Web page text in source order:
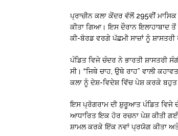
ਪ੍ਰਾਚੀਨ ਕਲਾ ਕੇਂਦਰ ਵੱਲੋਂ 295ਵੀਂ
ਕੀਤਾ ਗਿਆ। ਇਸ ਦੌਰਾਨ ਇਲਾਹਾਬਾਦ
ਕੀ-ਬੋਰਡ ਵਰਗੇ ਪੱਛਮੀ ਸਾਜ਼ਾਂ ਨੂੰ
ਪੰਡਿਤ ਵਿਜੇ ਚੰਦਰ ਨੇ ਭਾਰਤੀ ਸ਼ਾਸਤਰੀ
ਸੀ। “ਜਿਥੇ ਚਾਹ, ਉਥੇ ਰਾਹ” ਵਾਲੀ
ਕਲਾ ਨੂੰ ਦੇਸ਼-ਵਿਦੇਸ਼ ਵਿੱਚ ਪੇਸ਼ ਕਰਕੇ ਬਹੁਤ
ਇਸ ਪ੍ਰੋਗਰਾਮ ਦੀ ਸ਼ੁਰੂਆਤ ਪੰਡਿਤ ਵਿਜੇ
ਆਧਾਰਿਤ ਇਕ ਹੋਰ ਰਚਨਾ ਪੇਸ਼ ਕੀਤੀ
ਸ਼ਾਮਲ ਕਰਕੇ ਇੱਕ ਨਵਾਂ ਪ੍ਰਯੋਗ ਕੀਤਾ